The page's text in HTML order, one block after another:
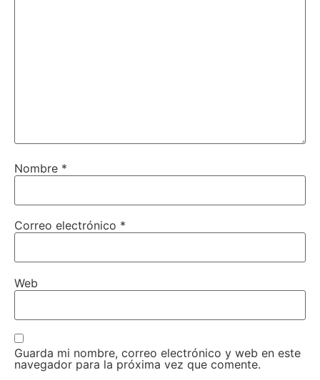
Nombre *
Correo electrónico *
Web
Guarda mi nombre, correo electrónico y web en este
navegador para la próxima vez que comente.